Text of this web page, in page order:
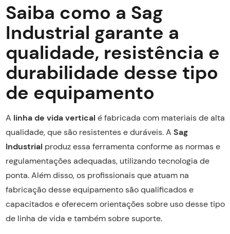
Saiba como a Sag
Industrial garante a
qualidade, resistência e
durabilidade desse tipo
de equipamento
A linha de vida vertical é fabricada com materiais de alta
qualidade, que são resistentes e duráveis. A Sag
Industrial produz essa ferramenta conforme as normas e
regulamentações adequadas, utilizando tecnologia de
ponta. Além disso, os profissionais que atuam na
fabricação desse equipamento são qualificados e
capacitados e oferecem orientações sobre uso desse tipo
de linha de vida e também sobre suporte.